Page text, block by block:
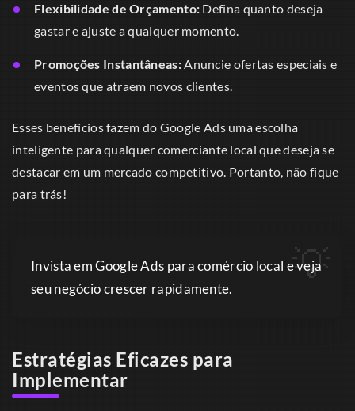
Flexibilidade de Orçamento: Defina quanto deseja
gastar e ajuste a qualquer momento.
Promoções Instantâneas:Anuncie ofertas especiais e
eventos que atraem novos clientes.
Esses benefícios fazem do Google Ads uma escolha
inteligente para qualquer comerciante local que deseja se
destacar em um mercado competitivo. Portanto, não fique
para trás!
Invista em Google Ads para comércio local e veja
seu negócio crescer rapidamente.
Estratégias Eficazes para
Implementar